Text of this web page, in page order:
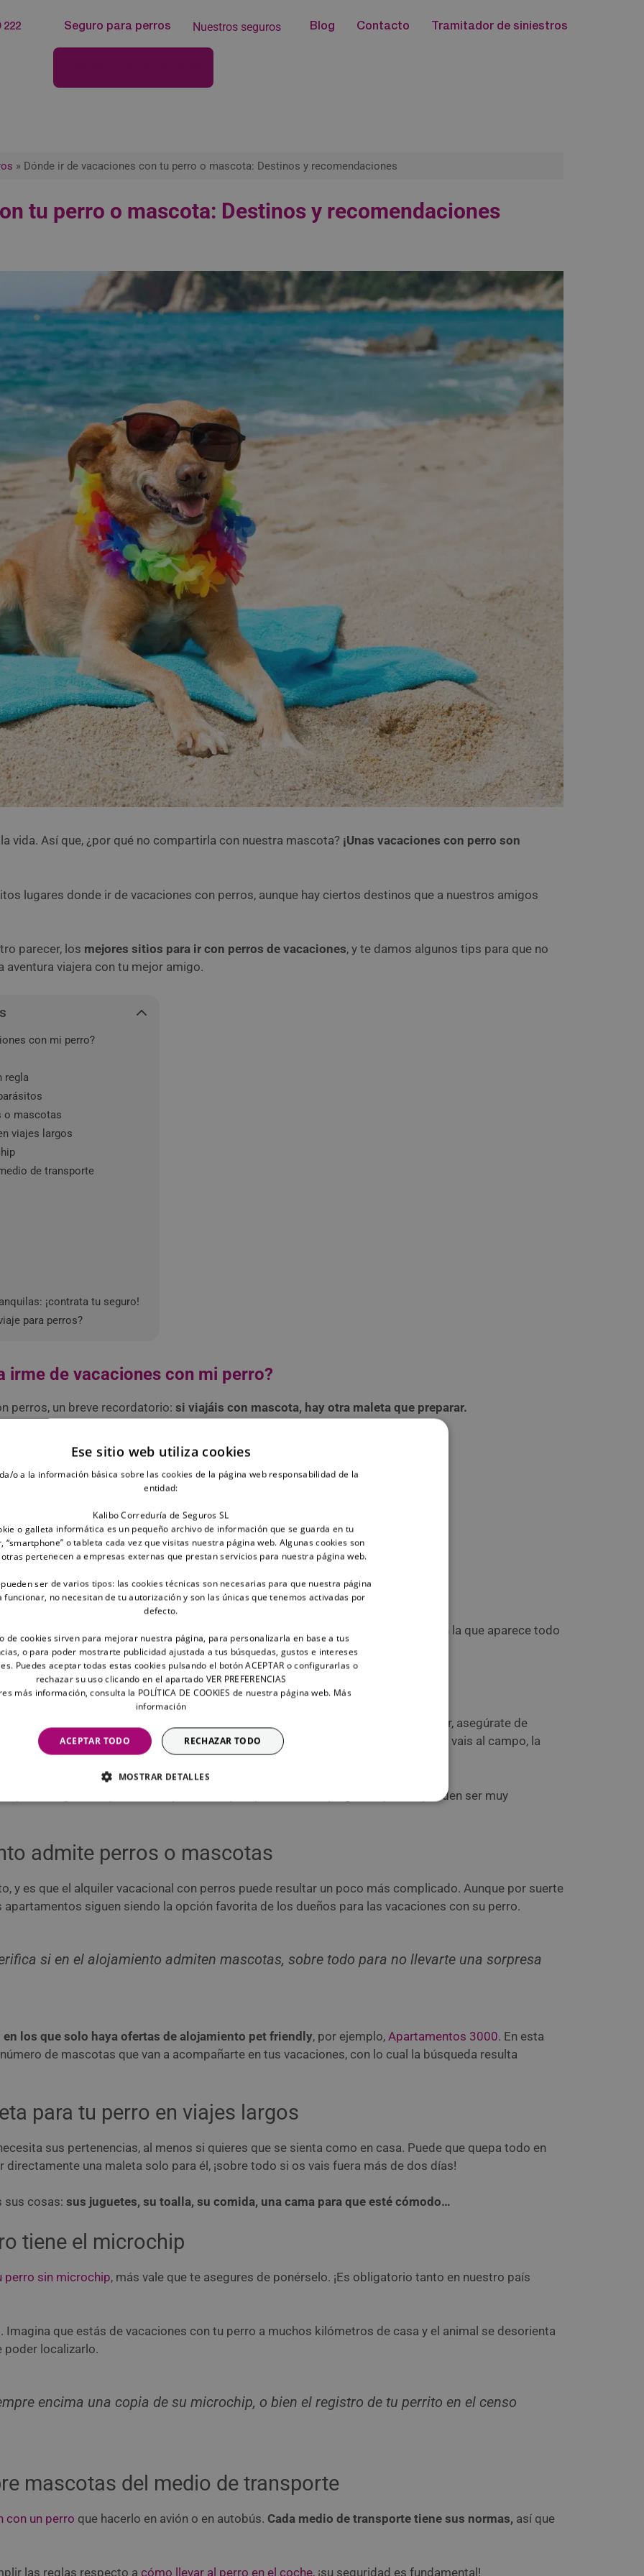
222 Seguro para perros Nuestros seguros Blog Contacto Tramitador de siniestros
» Dónde ir de vacaciones con tu perro o mascota: Destinos y recomendaciones
tu perro o mascota: Destinos y recomendaciones
vida. Así que, ¿por qué no compartirla con nuestra mascota? ¡Unas vacaciones con perro son
lugares donde ir de vacaciones con perros, aunque hay ciertos destinos que a nuestros amigos
parecer, los mejores sitios para ir con perros de vacaciones, y te damos algunos tips para que no
aventura viajera con tu mejor amigo.
con mi perro?
regla
o mascotas
viajes largos
de transporte
¡contrata tu seguro!
para perros?
irme de vacaciones con mi perro?
perros, un breve recordatorio: si viajáis con mascota, hay otra maleta que preparar.
faltar en el equipaje perruno:
y comida
el viaje. ¡No te olvides de supiensoy su
tu mascota en regla
de viajar con perro es la documentación.
de vacaciones con tu perro? Pues, fundamentalmente, su
, en la que aparece todo
elpasaporte para animales de compañíasi vais a viajar fuera de España.
y otros parásitos
a nosotros… ¡también pueden picar a nuestros perros! Por eso, antes de viajar, asegúrate de
que sean necesarios, como pipetas, sprays o collares, sobre todo si vais al campo, la
para asegurarte que no lleva parásitos. ¡Las
pueden ser muy
admite perros o mascotas
y es que el alquiler vacacional con perros puede resultar un poco más complicado. Aunque por suerte
siguen siendo la opción favorita de los dueños para las vacaciones con su perro.
si en el alojamiento admiten mascotas, sobre todo para no llevarte una sorpresa
los que solo haya ofertas de alojamiento pet friendly, por ejemplo, Apartamentos 3000. En esta
de mascotas que van a acompañarte en tus vacaciones, con lo cual la búsqueda resulta
para tu perro en viajes largos
sus pertenencias, al menos si quieres que se sienta como en casa. Puede que quepa todo en
una maleta solo para él, ¡sobre todo si os vais fuera más de dos días!
sus cosas: sus juguetes, su toalla, su comida, una cama para que esté cómodo…
tiene el microchip
perro sin microchip, más vale que te asegures de ponérselo. ¡Es obligatorio tanto en nuestro país
. Imagina que estás de vacaciones con tu perro a muchos kilómetros de casa y el animal se desorienta
poder localizarlo.
encima una copia de su microchip, o bien el registro de tu perrito en el censo
mascotas del medio de transporte
con un perro que hacerlo en avión o en autobús. Cada medio de transporte tiene sus normas, así que
las reglas respecto a cómo llevar al perro en el coche, ¡su seguridad es fundamental!
Ese sitio web utiliza cookies
o a la información básica sobre las cookies de la página web responsabilidad de la
entidad:
Kalibo Correduría de Seguros SL
o galleta informática es un pequeño archivo de información que se guarda en tu
“smartphone” o tableta cada vez que visitas nuestra página web. Algunas cookies son
pertenecen a empresas externas que prestan servicios para nuestra página web.
pueden ser de varios tipos: las cookies técnicas son necesarias para que nuestra página
funcionar, no necesitan de tu autorización y son las únicas que tenemos activadas por
defecto.
de cookies sirven para mejorar nuestra página, para personalizarla en base a tus
o para poder mostrarte publicidad ajustada a tus búsquedas, gustos e intereses
Puedes aceptar todas estas cookies pulsando el botón ACEPTAR o configurarlas o
rechazar su uso clicando en el apartado VER PREFERENCIAS
más información, consulta la POLÍTICA DE COOKIES de nuestra página web. Más
información
ACEPTAR TODO RECHAZAR TODO
MOSTRAR DETALLES